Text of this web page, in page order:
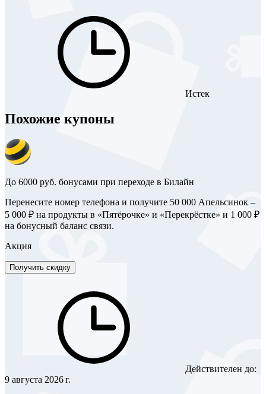
Истек
Похожие купоны
До 6000 руб. бонусами при переходе в Билайн
Перенесите номер телефона и получите 50 000 Апельсинок –
5 000 ₽ на продукты в «Пятёрочке» и «Перекрёстке» и 1 000 ₽
на бонусный баланс связи.
Акция
Получить скидку
Действителен до:
9 августа 2026 г.